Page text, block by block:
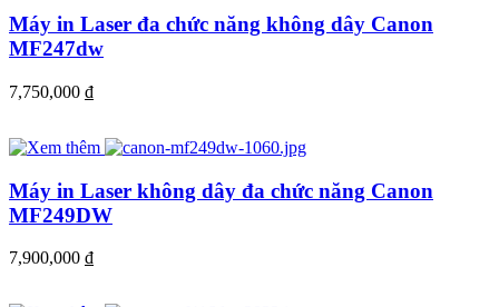
Máy in Laser đa chức năng không dây Canon
MF247dw
7,750,000 đ
Máy in Laser không dây đa chức năng Canon
MF249DW
7,900,000 đ